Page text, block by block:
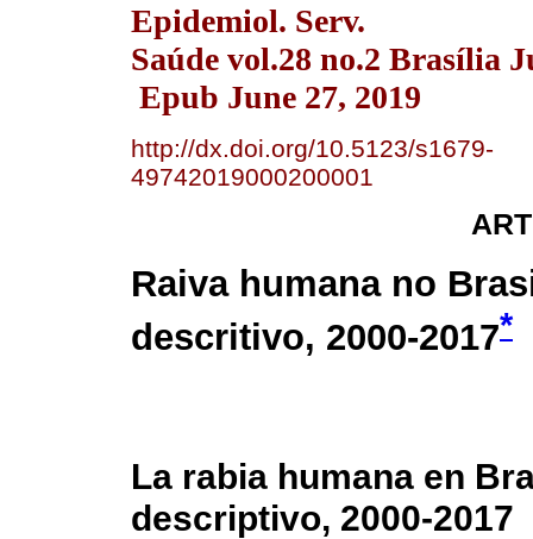
Epidemiol. Serv.
Saúde vol.28 no.2 Brasília
Epub June 27, 2019
http://dx.doi.org/10.5123/s1679-
49742019000200001
Raiva humana no
descritivo, 2000-2017*
La rabia humana en
descriptivo, 2000-2017